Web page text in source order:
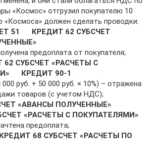
«Космос» отгрузил покупателю 10
«Космоса» должен сделать проводки:
51 КРЕДИТ 62 СУБСЧЕТ
предоплата от покупателя;
62 СУБСЧЕТ «РАСЧЕТЫ С
КРЕДИТ 90-1
руб. + 50 000 руб. × 10%) – отражена
товаров (с учетом НДС);
«АВАНСЫ ПОЛУЧЕННЫЕ»
«РАСЧЕТЫ С ПОКУПАТЕЛЯМИ»
предоплата;
68 СУБСЧЕТ «РАСЧЕТЫ ПО